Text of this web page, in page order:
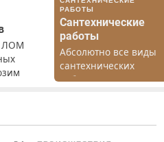
ЛОМ
РАБОТЫ
Сантехнические
работы
Абсолютно все виды
сантехнических
работ. Быстро.